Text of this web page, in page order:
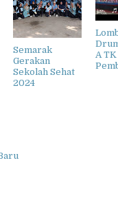
Semarak
Gerakan
Sekolah Sehat
2024
A